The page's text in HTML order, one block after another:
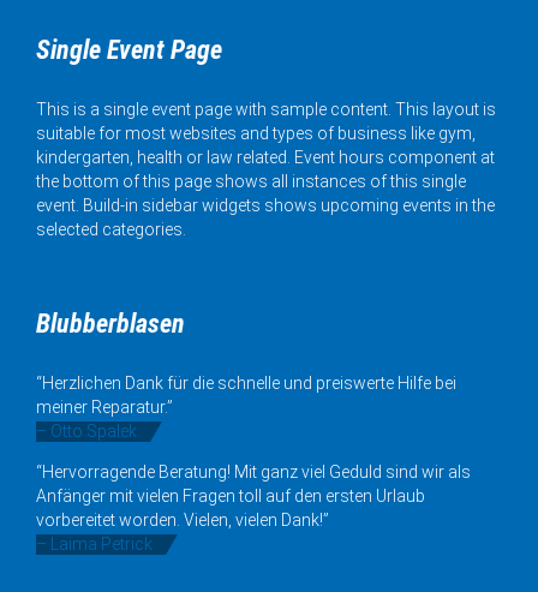
Single Event Page
This is a single event page with sample content. This layout is
suitable for most websites and types of business like gym,
kindergarten, health or law related. Event hours component at
the bottom of this page shows all instances of this single
event. Build-in sidebar widgets shows upcoming events in the
selected categories.
Blubberblasen
“Herzlichen Dank für die schnelle und preiswerte Hilfe bei
meiner Reparatur.”
– Otto Spalek
“Hervorragende Beratung! Mit ganz viel Geduld sind wir als
Anfänger mit vielen Fragen toll auf den ersten Urlaub
vorbereitet worden. Vielen, vielen Dank!”
– Laima Petrick